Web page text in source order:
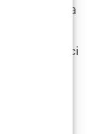
dlaka
sigurno,
bi pojedinci
nuspojave
nekoliko